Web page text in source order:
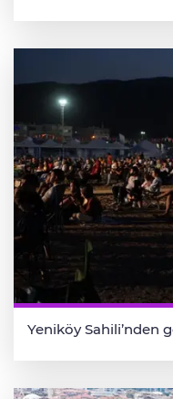
Yeniköy Sahili’nden